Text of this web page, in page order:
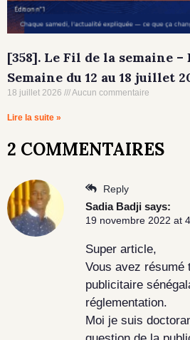
[358]. Le Fil de la semaine –
Semaine du 12 au 18 juillet
18 juillet 2026 Aucun commentaire
Lire la suite »
2 COMMENTAIRES
Reply
Sadia Badji says:
19 novembre 2022 at
Super article,
Vous avez résumé
publicitaire
réglementation.
Moi je suis